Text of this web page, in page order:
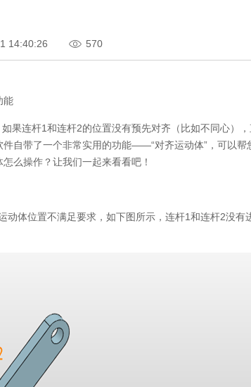
14:40:26 570
能
果连杆1和连杆2的位置没有预先对齐（比如不同心）
自带了一个非常实用的功能——“对齐运动体”，可以帮
么操作？让我们一起来看看吧！
动体位置不满足要求，如下图所示，连杆1和连杆2没有